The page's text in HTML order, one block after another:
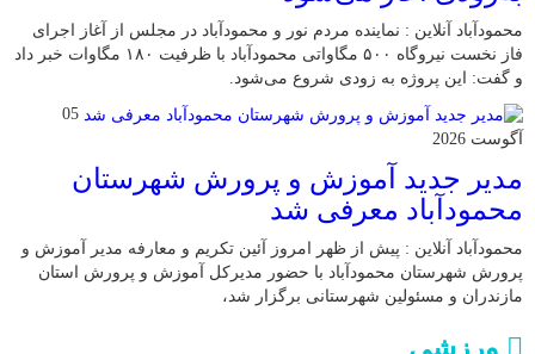
محمودآباد آنلاین : نماینده مردم نور و محمودآباد در مجلس از آغاز اجرای
فاز نخست نیروگاه ۵۰۰ مگاواتی محمودآباد با ظرفیت ۱۸۰ مگاوات خبر داد
و گفت: این پروژه به زودی شروع می‌شود.
05
آگوست 2026
مدیر جدید آموزش و پرورش شهرستان
محمودآباد معرفی شد
محمودآباد آنلاین : پیش از ظهر امروز آئین تکریم و معارفه مدیر آموزش و
پرورش شهرستان محمودآباد با حضور مدیرکل آموزش و پرورش استان
مازندران و مسئولین شهرستانی برگزار شد،